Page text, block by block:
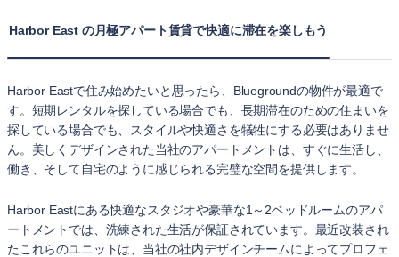
Harbor East の月極アパート賃貸で快適に滞在を楽しもう
Harbor Eastで住み始めたいと思ったら、Bluegroundの物件が最適で
す。短期レンタルを探している場合でも、長期滞在のための住まいを
探している場合でも、スタイルや快適さを犠牲にする必要はありませ
ん。美しくデザインされた当社のアパートメントは、すぐに生活し、
働き、そして自宅のように感じられる完璧な空間を提供します。
Harbor Eastにある快適なスタジオや豪華な1～2ベッドルームのアパ
ートメントでは、洗練された生活が保証されています。最近改装され
たこれらのユニットは、当社の社内デザインチームによってプロフェ